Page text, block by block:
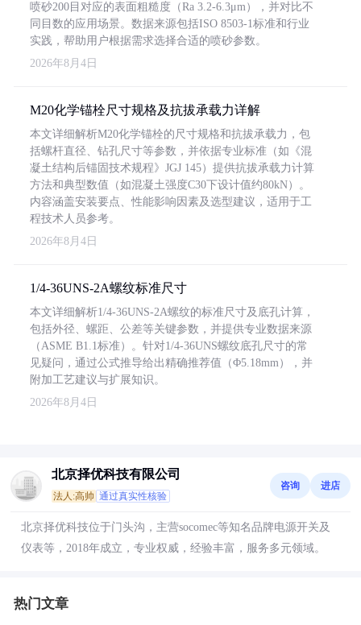
喷砂200目对应的表面粗糙度（Ra 3.2-6.3μm），并对比不
同目数的应用场景。数据来源包括ISO 8503-1标准和行业
实践，帮助用户根据需求选择合适的喷砂参数。
2026年8月4日
M20化学锚栓尺寸规格及抗拔承载力详解
本文详细解析M20化学锚栓的尺寸规格和抗拔承载力，包
括螺杆直径、钻孔尺寸等参数，并依据专业标准（如《混
凝土结构后锚固技术规程》JGJ 145）提供抗拔承载力计算
方法和典型数值（如混凝土强度C30下设计值约80kN）。
内容涵盖安装要点、性能影响因素及选型建议，适用于工
程技术人员参考。
2026年8月4日
1/4-36UNS-2A螺纹标准尺寸
本文详细解析1/4-36UNS-2A螺纹的标准尺寸及底孔计算，
包括外径、螺距、公差等关键参数，并提供专业数据来源
（ASME B1.1标准）。针对1/4-36UNS螺纹底孔尺寸的常
见疑问，通过公式推导给出精确推荐值（Φ5.18mm），并
附加工艺建议与扩展知识。
2026年8月4日
北京择优科技有限公司
法人:高帅 通过真实性核验
咨询 进店
北京择优科技位于门头沟，主营socomec等知名品牌电源开关及
仪表等，2018年成立，专业权威，经验丰富，服务多元领域。
热门文章